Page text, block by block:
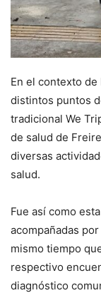
En el contexto
distintos puntos
tradicional We
de salud de
diversas
salud.
Fue así como
acompañadas
mismo tiempo
respectivo
diagnóstico